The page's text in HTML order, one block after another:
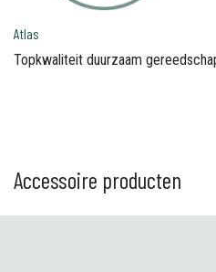
Atlas
Topkwaliteit duurzaam
Accessoire producten